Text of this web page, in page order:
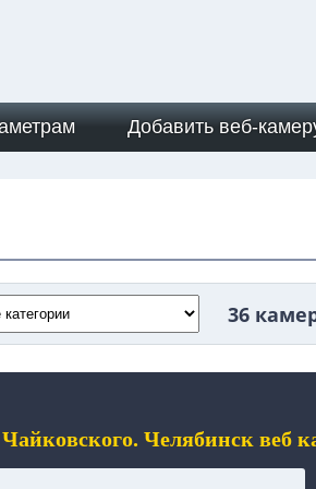
Добавить веб-
36
Челябинск веб